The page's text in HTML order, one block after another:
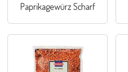
Paprikagewürz Scharf